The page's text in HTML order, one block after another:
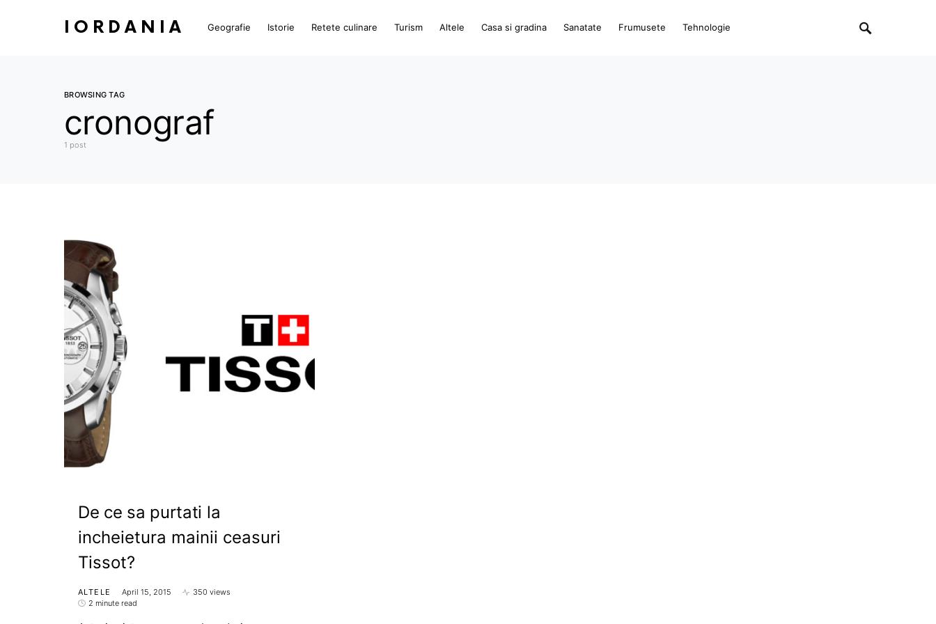
IORDANIA Geografie Istorie Retete culinare Turism Altele Casa si gradina Sanatate Frumusete Tehnologie
BROWSING TAG
cronograf
1 post
De ce sa purtati la
incheietura mainii ceasuri
Tissot?
ALTELE April 15, 2015
350 views
2 minute read